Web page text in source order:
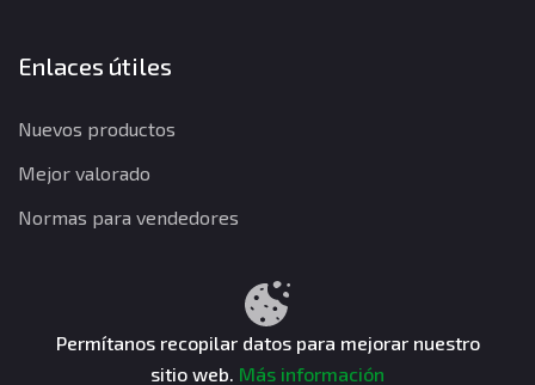
Enlaces útiles
Nuevos productos
Mejor valorado
Normas para vendedores
Términos y condiciones
CuentasGO © 2026. Todos los derechos reservados.
Permítanos recopilar datos para mejorar nuestro
sitio web. Más información